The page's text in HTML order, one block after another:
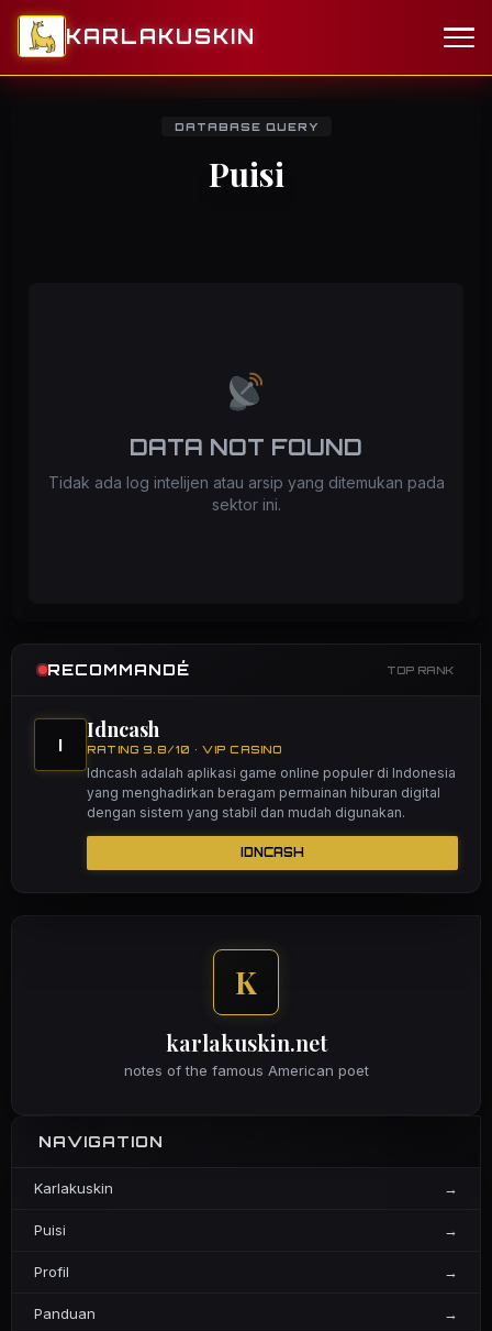
KARLAKUSKIN
DATABASE QUERY
Puisi
DATA NOT FOUND
Tidak ada log intelijen atau arsip yang ditemukan pada
sektor ini.
K
karlakuskin.net
notes of the famous American poet
NAVIGATION
Karlakuskin →
Puisi →
Profil →
Panduan →
RECOMMANDÉ TOP RANK
I
Idncash
RATING 9.8/10 • VIP CASINO
Idncash adalah aplikasi game online populer di Indonesia
yang menghadirkan beragam permainan hiburan digital
dengan sistem yang stabil dan mudah digunakan.
IDNCASH